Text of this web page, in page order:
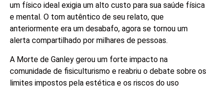
um físico ideal exigia um alto custo para sua saúde física
e mental. O tom autêntico de seu relato, que
anteriormente era um desabafo, agora se tornou um
alerta compartilhado por milhares de pessoas.
A Morte de Ganley gerou um forte impacto na
comunidade de fisiculturismo e reabriu o debate sobre os
limites impostos pela estética e os riscos do uso